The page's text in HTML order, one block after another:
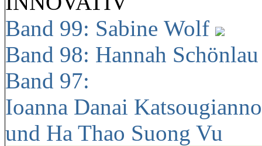
Band 99: Sabine Wolf
Band 98: Hannah
Band 97:
Ioanna Danai
und Ha Thao Suong Vu